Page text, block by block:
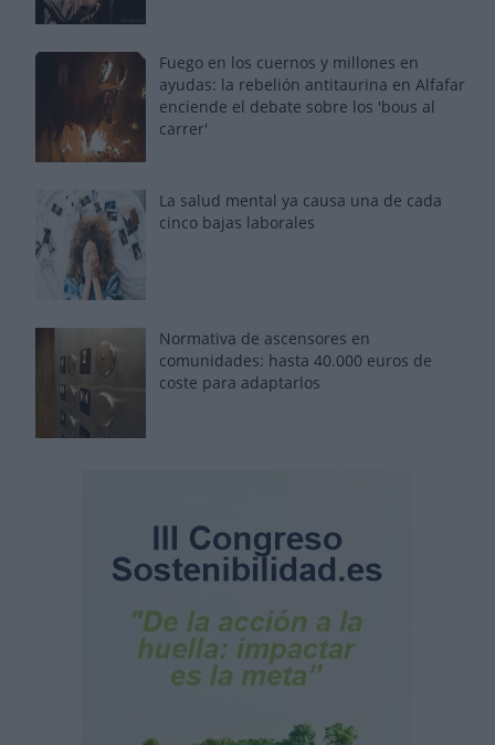
Fuego en los cuernos y millones en
ayudas: la rebelión antitaurina en Alfafar
enciende el debate sobre los 'bous al
carrer'
La salud mental ya causa una de cada
cinco bajas laborales
Normativa de ascensores en
comunidades: hasta 40.000 euros de
coste para adaptarlos